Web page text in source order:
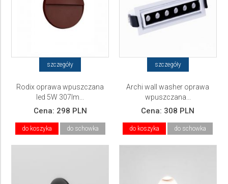
szczegóły
Rodix oprawa wpuszczana
led 5W 307lm...
Cena: 298 PLN
do koszyka do schowka
szczegóły
Archi wall washer oprawa
wpuszczana...
Cena: 308 PLN
do koszyka do schowka